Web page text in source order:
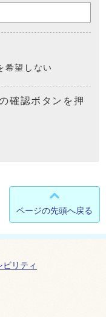
希望しない
確認ボタンを押
ページの先頭へ戻る
リティ